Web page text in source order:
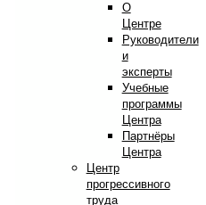
О
Центре
Руководители
и
эксперты
Учебные
программы
Центра
Партнёры
Центра
Центр
прогрессивного
труда